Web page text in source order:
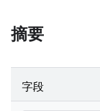
摘要
字段